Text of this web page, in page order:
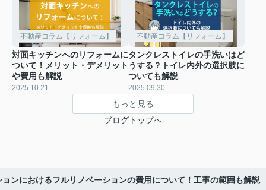
不動産コラム【リフォーム】
対面キッチンへのリフォームに
ついて！メリット・デメリット
や費用も解説
2025.10.21
不動産コラム【リフォーム】
タンクレストイレの手洗いはど
うする？トイレ内外の選択肢に
ついても解説
2025.09.30
もっと見る
ブログトップへ
ョンにおけるフルリノベーションの費用について！工事の範囲も解説